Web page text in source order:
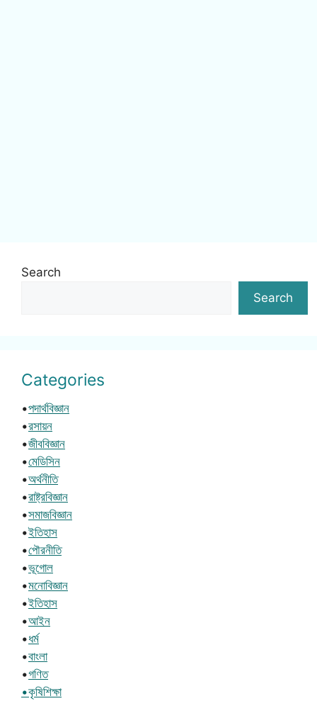
Search
Search
Categories
•পদার্থবিজ্ঞান
•রসায়ন
•জীববিজ্ঞান
•মেডিসিন
•অর্থনীতি
•রাষ্ট্রবিজ্ঞান
•সমাজবিজ্ঞান
•ইতিহাস
•পৌরনীতি
•ভূগোল
•মনোবিজ্ঞান
•ইতিহাস
•আইন
•ধর্ম
•বাংলা
•গণিত
•কৃষিশিক্ষা